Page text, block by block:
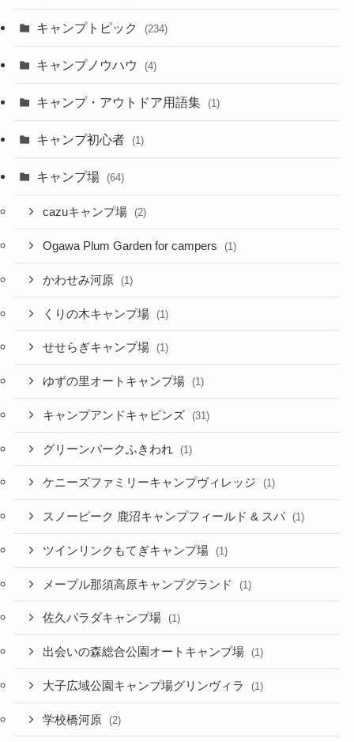
キャンプトピック (234)
キャンプノウハウ (4)
キャンプ・アウトドア用語集 (1)
キャンプ初心者 (1)
キャンプ場 (64)
cazuキャンプ場 (2)
Ogawa Plum Garden for campers (1)
かわせみ河原 (1)
くりの木キャンプ場 (1)
せせらぎキャンプ場 (1)
ゆずの里オートキャンプ場 (1)
キャンプアンドキャビンズ (31)
グリーンパークふきわれ (1)
ケニーズファミリーキャンプヴィレッジ (1)
スノーピーク 鹿沼キャンプフィールド & スパ (1)
ツインリンクもてぎキャンプ場 (1)
メープル那須高原キャンプグランド (1)
佐久パラダキャンプ場 (1)
出会いの森総合公園オートキャンプ場 (1)
大子広域公園キャンプ場グリンヴィラ (1)
学校橋河原 (2)